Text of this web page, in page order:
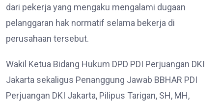
dari pekerja yang mengaku mengalami dugaan
pelanggaran hak normatif selama bekerja di
perusahaan tersebut.
Wakil Ketua Bidang Hukum DPD PDI Perjuangan DKI
Jakarta sekaligus Penanggung Jawab BBHAR PDI
Perjuangan DKI Jakarta, Pilipus Tarigan, SH, MH,